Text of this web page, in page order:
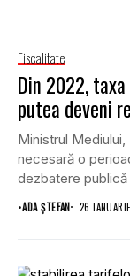
Fiscalitate
Din 2022,
putea deveni
Ministrul
necesară o
dezbatere publică
•ADA ȘTEFAN 26